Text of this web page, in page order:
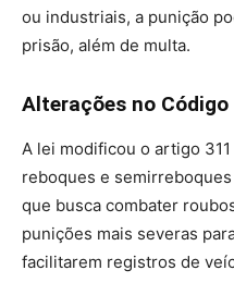
ou industriais, a punição
prisão, além de multa.
Alterações no Código
A lei modificou o artigo
reboques e
que busca combater
punições mais severas
facilitarem registros de